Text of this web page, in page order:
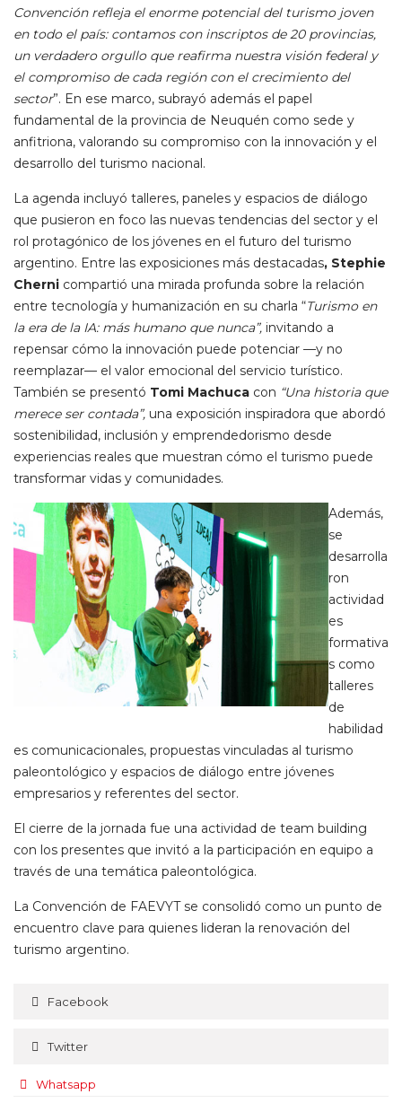
Convención refleja el enorme potencial del turismo joven
en todo el país: contamos con inscriptos de 20 provincias,
un verdadero orgullo que reafirma nuestra visión federal y
el compromiso de cada región con el crecimiento del
sector”. En ese marco, subrayó además el papel
fundamental de la provincia de Neuquén como sede y
anfitriona, valorando su compromiso con la innovación y el
desarrollo del turismo nacional.
La agenda incluyó talleres, paneles y espacios de diálogo
que pusieron en foco las nuevas tendencias del sector y el
rol protagónico de los jóvenes en el futuro del turismo
argentino. Entre las exposiciones más destacadas, Stephie
Cherni compartió una mirada profunda sobre la relación
entre tecnología y humanización en su charla “Turismo en
la era de la IA: más humano que nunca”, invitando a
repensar cómo la innovación puede potenciar —y no
reemplazar— el valor emocional del servicio turístico.
También se presentó Tomi Machuca con “Una historia que
merece ser contada”, una exposición inspiradora que abordó
sostenibilidad, inclusión y emprendedorismo desde
experiencias reales que muestran cómo el turismo puede
transformar vidas y comunidades.
Además,
se
desarrolla
ron
actividad
es
formativa
s como
talleres
de
habilidad
es comunicacionales, propuestas vinculadas al turismo
paleontológico y espacios de diálogo entre jóvenes
empresarios y referentes del sector.
El cierre de la jornada fue una actividad de team building
con los presentes que invitó a la participación en equipo a
través de una temática paleontológica.
La Convención de FAEVYT se consolidó como un punto de
encuentro clave para quienes lideran la renovación del
turismo argentino.
Facebook
Twitter
Whatsapp